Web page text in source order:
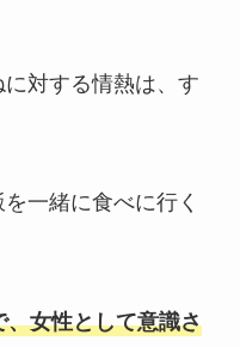
対する情熱は、す
一緒に食べに行く
女性として意識さ